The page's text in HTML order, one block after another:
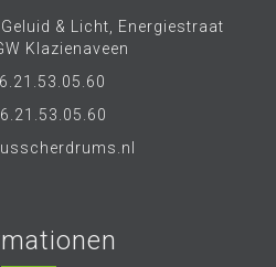
& Licht, Energiestraat
Klazienaveen